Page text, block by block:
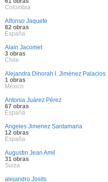
Colombia
Alfonso Jaquete
82 obras
España
Alain Jacomet
3 obras
Chile
Alejandra Dinorah I. Jiménez Palacios
1 obras
México
Antonia Juárez Pérez
67 obras
España
Angeles Jimenez Santamaria
12 obras
España
Augustin Jean Amil
31 obras
Suiza
alejandro Josits